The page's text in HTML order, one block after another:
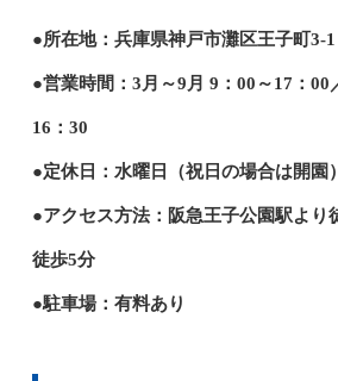
●所在地：兵庫県神戸市灘区王子町3-1
●営業時間：3月～9月 9：00～17：00
16：30
●定休日：水曜日（祝日の場合は開園）
●アクセス方法：阪急王子公園駅より
徒歩5分
●駐車場：有料あり